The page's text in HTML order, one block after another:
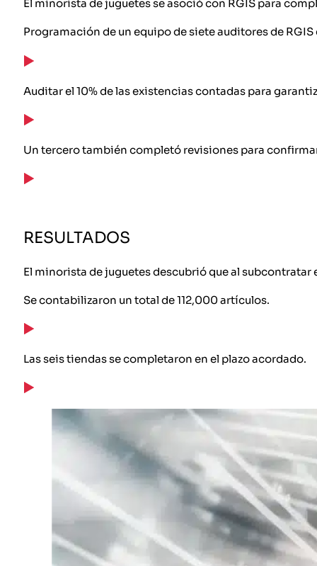
El minorista de juguetes se asoció con RGIS para
Programación de un equipo de siete auditores de
Auditar el 10% de las existencias contadas para
Un tercero también completó revisiones para
RESULTADOS
El minorista de juguetes descubrió que al
Se contabilizaron un total de 112,000 artículos.
Las seis tiendas se completaron en el plazo acordado.